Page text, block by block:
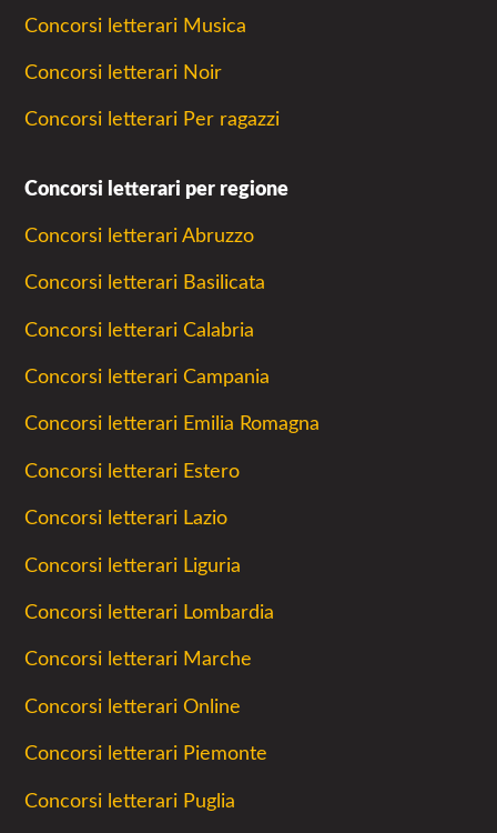
Concorsi letterari Musica
Concorsi letterari Noir
Concorsi letterari Per ragazzi
Concorsi letterari per regione
Concorsi letterari Abruzzo
Concorsi letterari Basilicata
Concorsi letterari Calabria
Concorsi letterari Campania
Concorsi letterari Emilia Romagna
Concorsi letterari Estero
Concorsi letterari Lazio
Concorsi letterari Liguria
Concorsi letterari Lombardia
Concorsi letterari Marche
Concorsi letterari Online
Concorsi letterari Piemonte
Concorsi letterari Puglia